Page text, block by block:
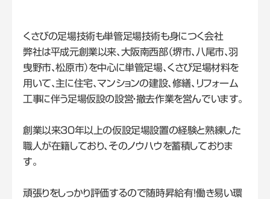
くさびの足場技術も単管足場技術も身につく会社
弊社は平成元創業以来、大阪南西部（堺市、八尾市、羽
曳野市、松原市）を中心に単管足場、くさび足場材料を
用いて、主に住宅、マンションの建設、修繕、リフォーム
工事に伴う足場仮設の設営・撤去作業を営んでいます。
創業以来30年以上の仮設足場設置の経験と熟練した
職人が在籍しており、そのノウハウを蓄積しておりま
す。
頑張りをしっかり評価するので随時昇給有！働き易い環